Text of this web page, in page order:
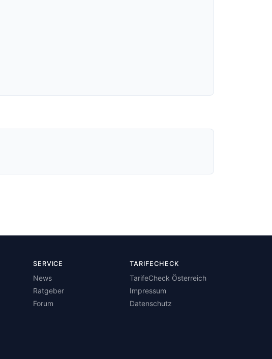
SERVICE
News
Ratgeber
Forum
TARIFECHECK
TarifeCheck Österreich
Impressum
Datenschutz